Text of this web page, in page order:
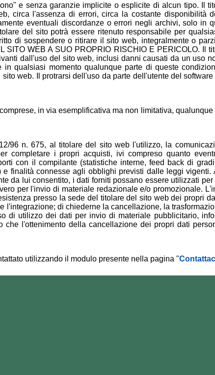
e senza garanzie implicite o esplicite di alcun tipo. Il
circa l'assenza di errori, circa la costante disponibilità
eventuali discordanze o errori negli archivi, solo in
del sito potrà essere ritenuto responsabile per
di sospendere o ritirare il sito web, integralmente o
WEB A SUO PROPRIO RISCHIO E PERICOLO. Il
dall'uso del sito web, inclusi danni causati da un uso
qualsiasi momento qualunque parte di queste
web. Il protrarsi dell'uso da parte dell'utente del
in via esemplificativa ma non limitativa,
96 n. 675, al titolare del sito web l'utilizzo, la
i propri acquisti, ivi compreso quanto
con il compilante (statistiche interne, feed back di
finalità connesse agli obblighi previsti dalle leggi
da lui consentito, i dati forniti possano essere utilizzati
per l'invio di materiale redazionale e/o promozionale.
presso la sede del titolare del sito web dei propri
di chiederne la cancellazione, la
utilizzo dei dati per invio di materiale pubblicitario,
l'ottenimento della cancellazione dei propri dati
utilizzando il modulo presente nella pagina "